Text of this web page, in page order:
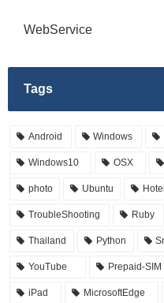
WebService
Tags
Android Windows
Windows10 OSX
photo Ubuntu Hotel
TroubleShooting Ruby
Thailand Python
YouTube Prepaid-SIM
iPad MicrosoftEdge